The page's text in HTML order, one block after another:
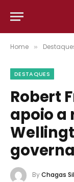
Home »
DESTAQUES
Robert
apoio a
ByChagas